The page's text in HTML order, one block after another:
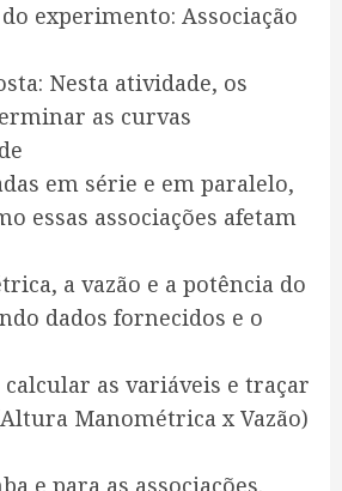
experimento: Associação
Nesta atividade, os
as curvas
em série e em paralelo,
essas associações afetam
a vazão e a potência do
dados fornecidos e o
as variáveis e traçar
Manométrica x Vazão)
e para as associações.